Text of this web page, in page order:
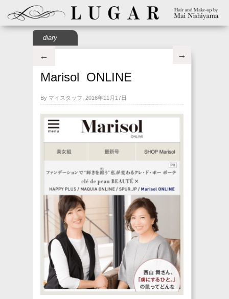
diary
← →
Marisol ONLINE
By マイスタッフ, 2016年11月17日